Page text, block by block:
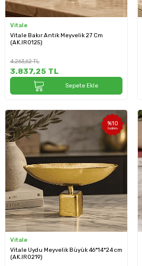
Vitale
Vitale Bakır Antik Meyvelik 27 Cm
(AK.IR0125)
4.263,62TL
3.837,25 TL
Sepete Ekle
%10
İndirim
Vitale
Vitale Uydu Meyvelik Büyük 46*14*24 cm
(AK.IR0219)